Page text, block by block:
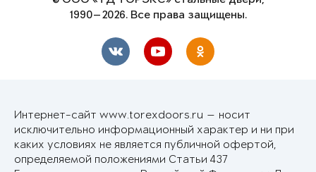
1990—2026. Все права защищены.
Интернет-сайт www.torexdoors.ru — носит
исключительно информационный характер и ни при
каких условиях не является публичной офертой,
определяемой положениями Статьи 437